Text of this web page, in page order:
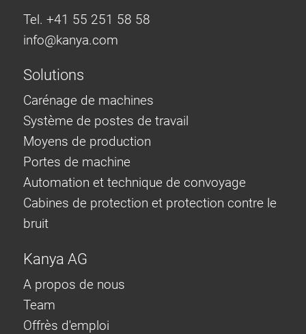
Tel. +41 55 251 58 58
info@kanya.com
Solutions
Carénage de machines
Système de postes de travail
Moyens de production
Portes de machine
Automation et technique de convoyage
Cabines de protection et protection contre le
bruit
Kanya AG
A propos de nous
Team
Offrès d'emploi